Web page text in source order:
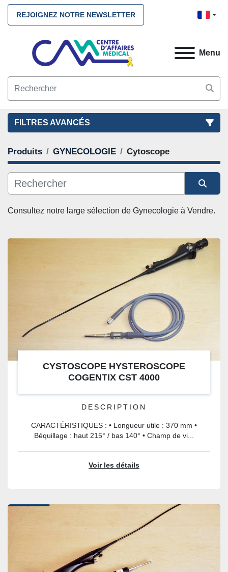
REJOIGNEZ NOTRE NEWSLETTER
Menu
FILTRES AVANCÉS
FILTRES (2) NETTOYEZ TOUS
GYNECOLOGIE
CATÉGORIE
Produits GYNECOLOGIE Cytoscope
Trier par
Consultez notre large sélection de Gynecologie à Vendre.
CYSTOSCOPE HYSTEROSCOPE
COGENTIX CST 4000
DESCRIPTION
CARACTÉRISTIQUES : • Longueur utile : 370 mm •
Béquillage : haut 215° / bas 140° • Champ de vi...
Voir les détails